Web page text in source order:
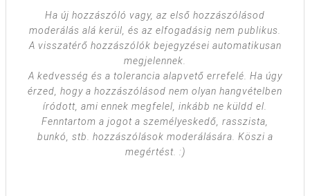
Ha új hozzászóló vagy, az első hozzászólásod
moderálás alá kerül, és az elfogadásig nem publikus.
A visszatérő hozzászólók bejegyzései automatikusan
megjelennek.
A kedvesség és a tolerancia alapvető errefelé. Ha úgy
érzed, hogy a hozzászólásod nem olyan hangvételben
íródott, ami ennek megfelel, inkább ne küldd el.
Fenntartom a jogot a személyeskedő, rasszista,
bunkó, stb. hozzászólások moderálására. Köszi a
megértést. :)